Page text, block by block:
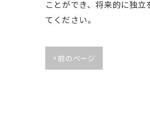
ことができ、将来的に独
てください。
< 前のページ